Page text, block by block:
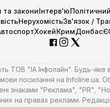
закониІнтерв'ю
НерухомістьЗв'язок /
ХокейКримДонбас
ТОВ "ІА Інфолайн". Будь-
посилання на
знаками "Реклама", "PR",
на правах реклами.